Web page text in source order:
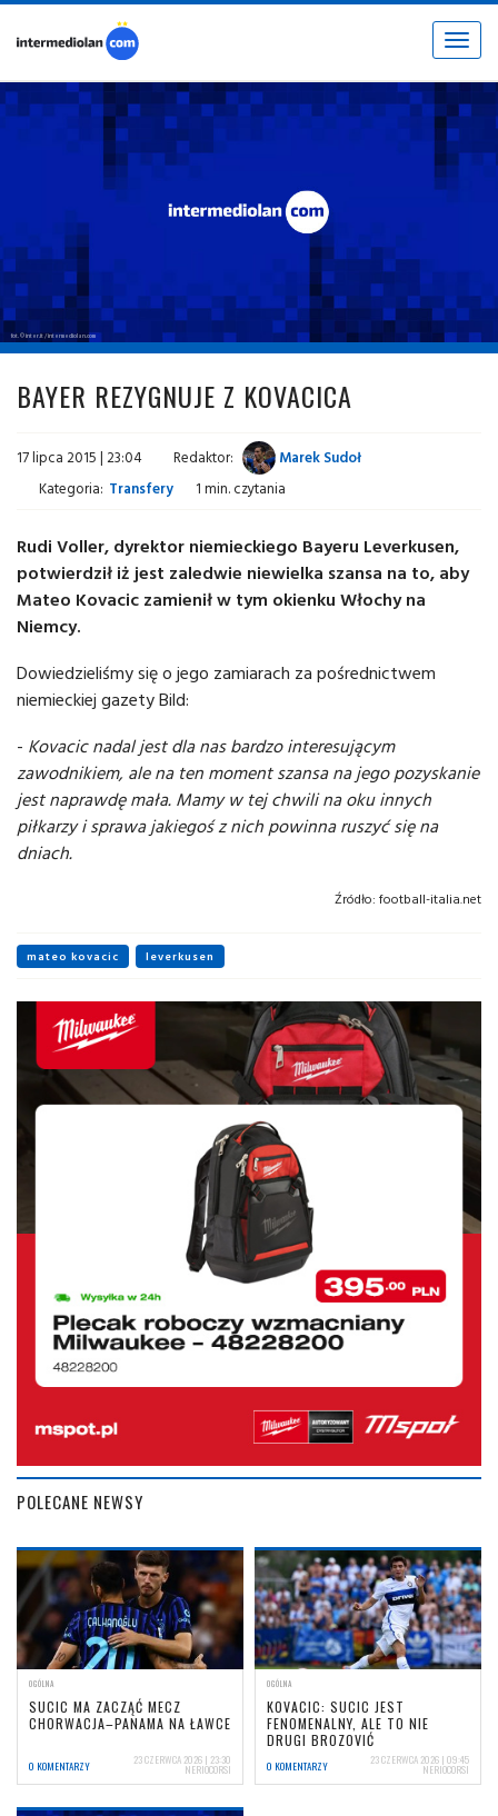
Toggle
fot. © inter.it / intermediolan.com
BAYER REZYGNUJE Z KOVACICA
17 lipca 2015 | 23:04 Redaktor:
Marek Sudoł
Kategoria: Transfery 1 min. czytania
Rudi Voller, dyrektor niemieckiego Bayeru Leverkusen,
potwierdził iż jest zaledwie niewielka szansa na to, aby
Mateo Kovacic zamienił w tym okienku Włochy na
Niemcy.
Dowiedzieliśmy się o jego zamiarach za pośrednictwem
niemieckiej gazety Bild:
- Kovacic nadal jest dla nas bardzo interesującym
zawodnikiem, ale na ten moment szansa na jego pozyskanie
jest naprawdę mała. Mamy w tej chwili na oku innych
piłkarzy i sprawa jakiegoś z nich powinna ruszyć się na
dniach.
Źródło: football-italia.net
mateo kovacic leverkusen
POLECANE NEWSY
OGÓLNA
SUCIC MA ZACZĄĆ MECZ
CHORWACJA–PANAMA NA ŁAWCE
0 KOMENTARZY 23 CZERWCA 2026 | 23:30
NERIOCORSI
OGÓLNA
KOVACIC: SUCIC JEST
FENOMENALNY, ALE TO NIE
DRUGI BROZOVIĆ
0 KOMENTARZY 23 CZERWCA 2026 | 09:45
NERIOCORSI